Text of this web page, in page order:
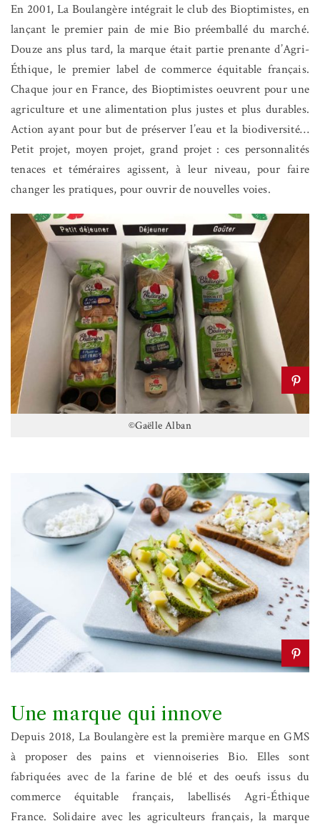
En 2001, La Boulangère intégrait le club des Bioptimistes, en
lançant le premier pain de mie Bio préemballé du marché.
Douze ans plus tard, la marque était partie prenante d’Agri-
Éthique, le premier label de commerce équitable français.
Chaque jour en France, des Bioptimistes oeuvrent pour une
agriculture et une alimentation plus justes et plus durables.
Action ayant pour but de préserver l’eau et la biodiversité…
Petit projet, moyen projet, grand projet : ces personnalités
tenaces et téméraires agissent, à leur niveau, pour faire
changer les pratiques, pour ouvrir de nouvelles voies.
©Gaëlle Alban
Une marque qui innove
Depuis 2018, La Boulangère est la première marque en GMS
à proposer des pains et viennoiseries Bio. Elles sont
fabriquées avec de la farine de blé et des oeufs issus du
commerce équitable français, labellisés Agri-Éthique
France. Solidaire avec les agriculteurs français, la marque